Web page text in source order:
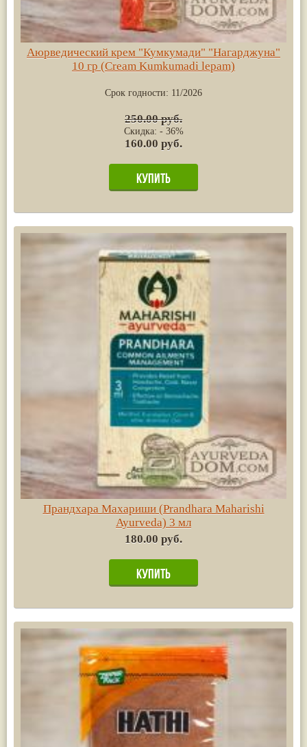
Аюрведический крем "Кумкумади" "Нагарджуна"
10 гр (Cream Kumkumadi lepam)
Срок годности: 11/2026
250.00 руб.
Скидка: - 36%
160.00 руб.
Прандхара Махариши (Prandhara Maharishi
Ayurvedа) 3 мл
180.00 руб.